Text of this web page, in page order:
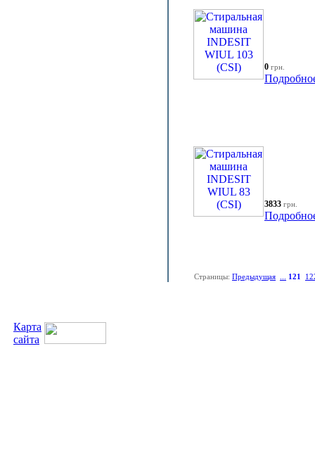
0 грн.
3833 грн.
Страницы: Предыдущая 121
Карта
сайта